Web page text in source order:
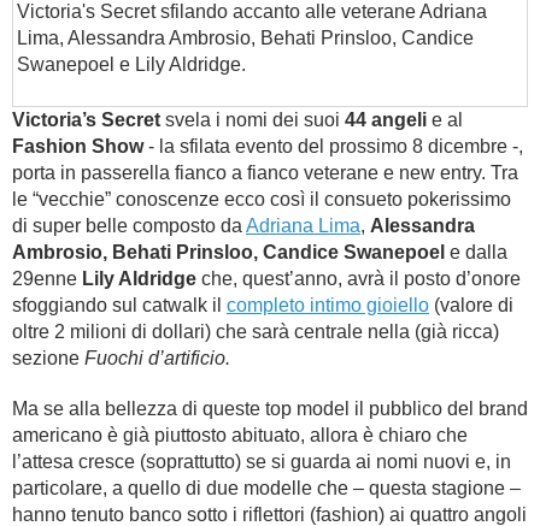
Victoria's Secret sfilando accanto alle veterane Adriana
Lima, Alessandra Ambrosio, Behati Prinsloo, Candice
Swanepoel e Lily Aldridge.
Victoria’s Secret svela i nomi dei suoi 44 angeli e al
Fashion Show- la sfilata evento del prossimo 8 dicembre -,
porta in passerella fianco a fianco veterane e new entry. Tra
le “vecchie” conoscenze ecco così il consueto pokerissimo
di super belle composto da Adriana Lima, Alessandra
Ambrosio, Behati Prinsloo, Candice Swanepoel e dalla
29enne Lily Aldridge che, quest’anno, avrà il posto d’onore
sfoggiando sul catwalk il completo intimo gioiello (valore di
oltre 2 milioni di dollari) che sarà centrale nella (già ricca)
sezione Fuochi d’artificio.
Ma se alla bellezza di queste top model il pubblico del brand
americano è già piuttosto abituato, allora è chiaro che
l’attesa cresce (soprattutto) se si guarda ai nomi nuovi e, in
particolare, a quello di due modelle che – questa stagione –
hanno tenuto banco sotto i riflettori (fashion) ai quattro angoli